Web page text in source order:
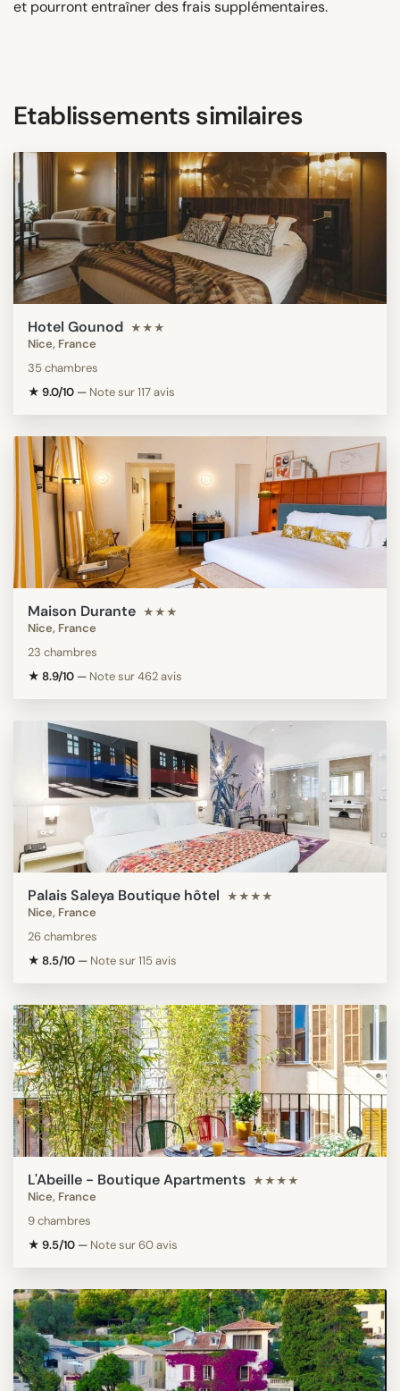
et pourront entraîner des frais supplémentaires.
Etablissements similaires
Hotel Gounod ★★★
Nice, France
35 chambres
★ 9.0/10 — Note sur 117 avis
Maison Durante ★★★
Nice, France
23 chambres
★ 8.9/10 — Note sur 462 avis
Palais Saleya Boutique hôtel ★★★★
Nice, France
26 chambres
★ 8.5/10 — Note sur 115 avis
L'Abeille - Boutique Apartments ★★★★
Nice, France
9 chambres
★ 9.5/10 — Note sur 60 avis